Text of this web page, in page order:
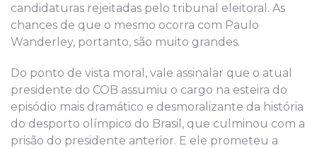
candidaturas rejeitadas pelo tribunal eleitoral. As
chances de que o mesmo ocorra com Paulo
Wanderley, portanto, são muito grandes.
Do ponto de vista moral, vale assinalar que o atual
presidente do COB assumiu o cargo na esteira do
episódio mais dramático e desmoralizante da história
do desporto olímpico do Brasil, que culminou com a
prisão do presidente anterior. E ele prometeu a